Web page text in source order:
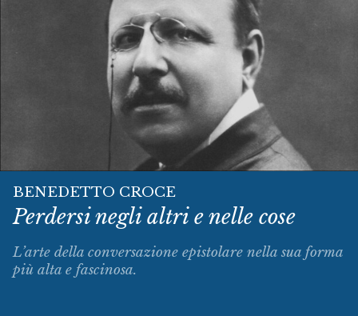
BENEDETTO CROCE
Perdersi negli altri e nelle cose
L’arte della conversazione epistolare nella sua forma
più alta e fascinosa.